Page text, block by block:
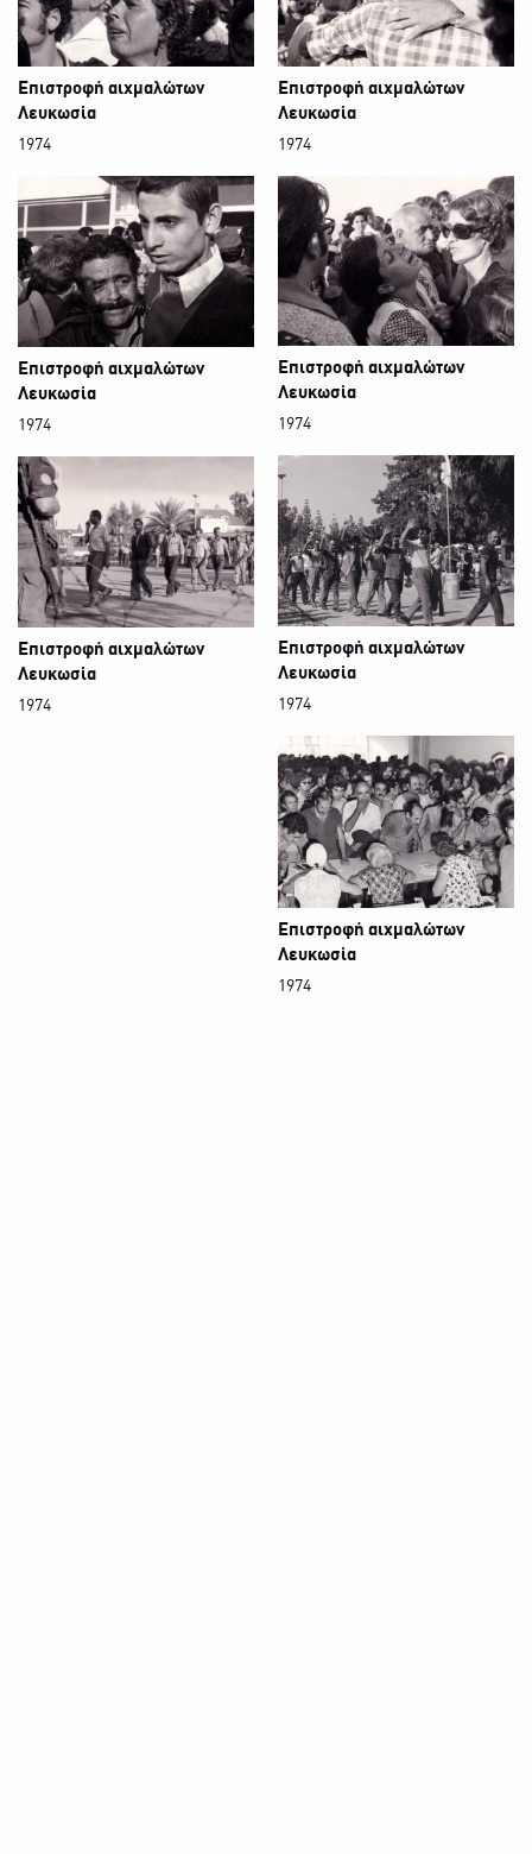
Επιστροφή αιχμαλώτων
Λευκωσία
1974
Επιστροφή αιχμαλώτων
Λευκωσία
1974
Επιστροφή αιχμαλώτων
Λευκωσία
1974
Επιστροφή αιχμαλώτων
Λευκωσία
1974
Επιστροφή αιχμαλώτων
Λευκωσία
1974
Επιστροφή αιχμαλώτων
Λευκωσία
1974
Επιστροφή αιχμαλώτων
Λευκωσία
1974